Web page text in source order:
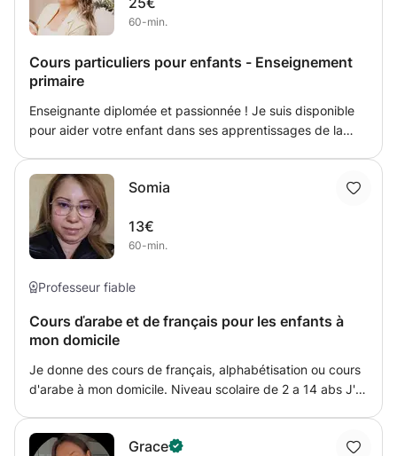
J'utilise plusieurs pédagogies et je peux prévoir du
matériel de manipulation ou différents ateliers pour
rébarbatif.
60-min.
Cours particuliers pour enfants - Enseignement
primaire
Enseignante diplomée et passionnée ! Je suis disponible
pour aider votre enfant dans ses apprentissages de la
primaire, d’un brevet de secours (BEPS), d’une formation
de maitre en religion, ainsi que d'une formation certifiée au
cours d’éducation à la philosophie et citoyenneté. Par la
suite, je me suis également formée à la discipline positive.
cours et les pédagogies en fonction de l’enfant et de ses
progresser en lui apportant les outils et l’entraînement
dont il a besoin.
Somia
13€
60-min.
Professeur fiable
Cours ďarabe et de français pour les enfants à
mon domicile
Je donne des cours de français, alphabétisation ou cours
d'arabe à mon domicile. Niveau scolaire de 2 a 14 abs J'ai
moderne plus des formations avec la communauté
Grace